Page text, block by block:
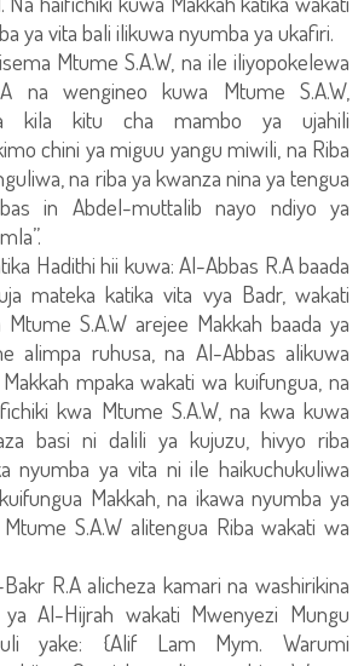
ya vita bali ilikuwa nyumba ya ukafiri.
Mtume S.A.W, na ile iliyopokelewa
na wengineo kuwa Mtume S.A.W,
kila kitu cha mambo ya ujahili
chini ya miguu yangu miwili, na Riba
na riba ya kwanza nina ya tengua
in Abdel-muttalib nayo ndiyo ya
Hadithi hii kuwa: Al-Abbas R.A baada
mateka katika vita vya Badr, wakati
S.A.W arejee Makkah baada ya
alimpa ruhusa, na Al-Abbas alikuwa
mpaka wakati wa kuifungua, na
kwa Mtume S.A.W, na kwa kuwa
basi ni dalili ya kujuzu, hivyo riba
nyumba ya vita ni ile haikuchukuliwa
Makkah, na ikawa nyumba ya
S.A.W alitengua Riba wakati wa
R.A alicheza kamari na washirikina
Al-Hijrah wakati Mwenyezi Mungu
yake: {Alif Lam Mym. Warumi